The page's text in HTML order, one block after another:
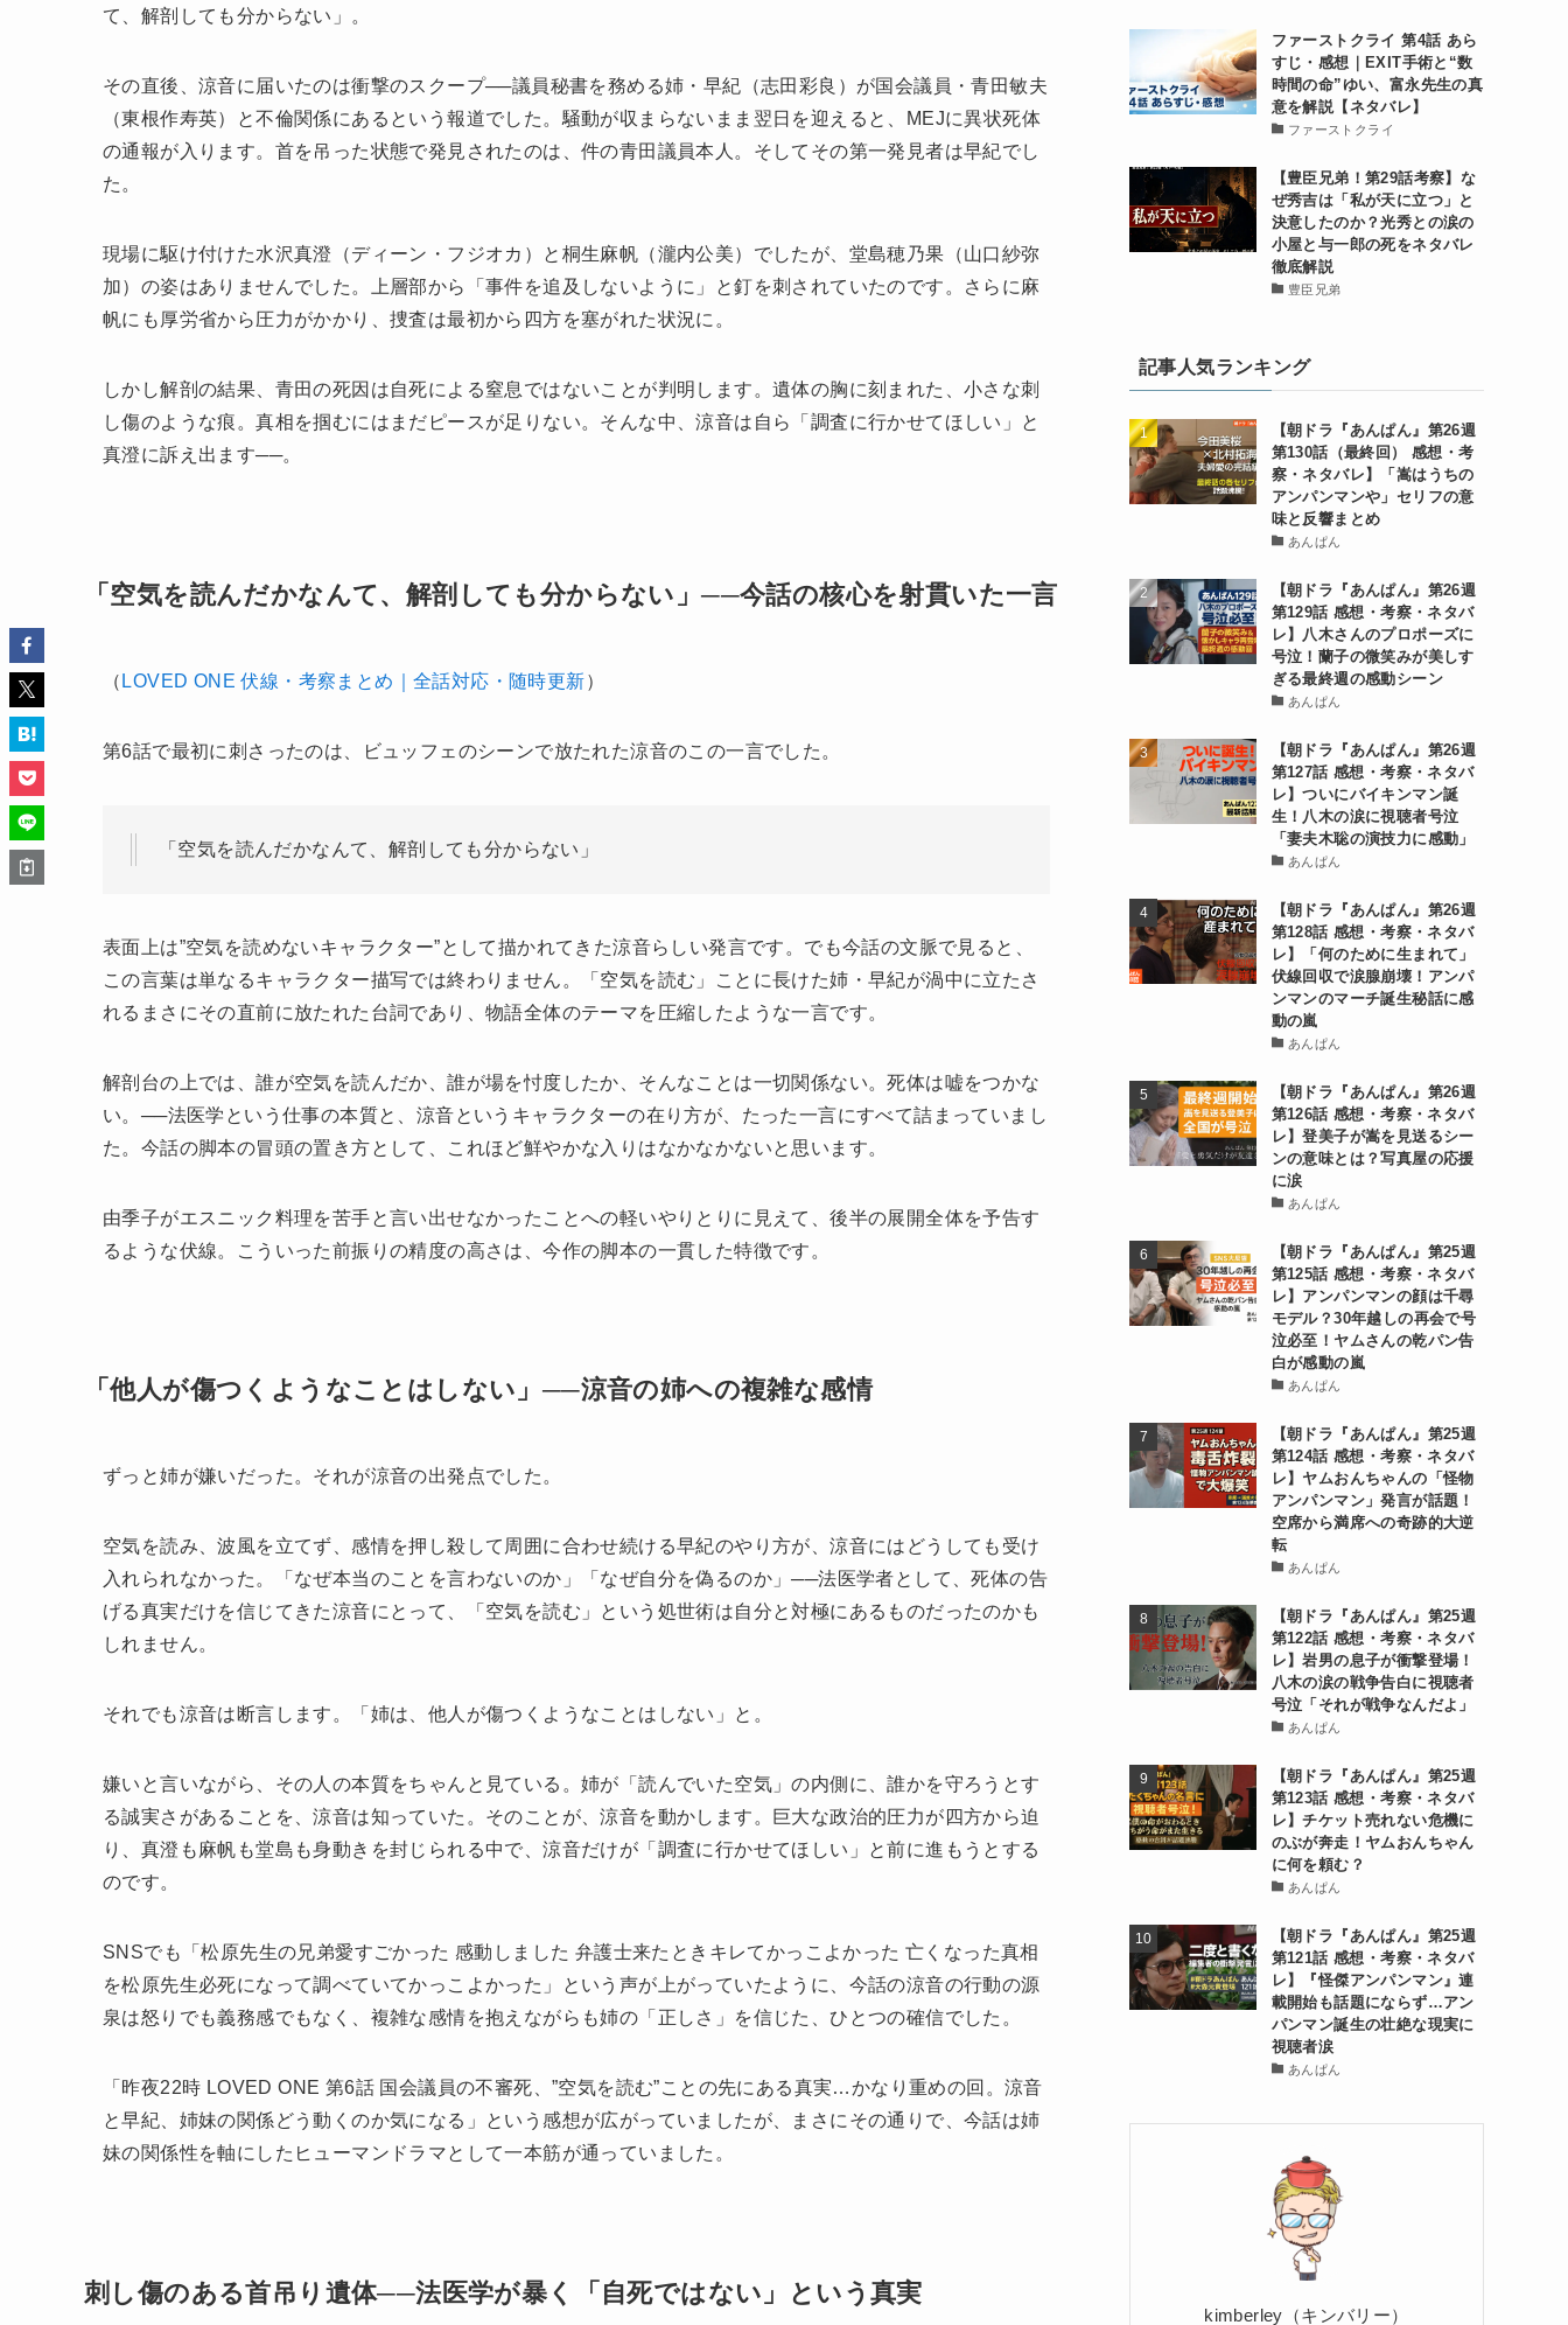
て、解剖しても分からない」。
その直後、涼音に届いたのは衝撃のスクープ──議員秘書を務める姉・早紀（志田彩良）が国会議員・青田敏夫
（東根作寿英）と不倫関係にあるという報道でした。騒動が収まらないまま翌日を迎えると、MEJに異状死体
の通報が入ります。首を吊った状態で発見されたのは、件の青田議員本人。そしてその第一発見者は早紀でし
た。
現場に駆け付けた水沢真澄（ディーン・フジオカ）と桐生麻帆（瀧内公美）でしたが、堂島穂乃果（山口紗弥
加）の姿はありませんでした。上層部から「事件を追及しないように」と釘を刺されていたのです。さらに麻
帆にも厚労省から圧力がかかり、捜査は最初から四方を塞がれた状況に。
しかし解剖の結果、青田の死因は自死による窒息ではないことが判明します。遺体の胸に刻まれた、小さな刺
し傷のような痕。真相を掴むにはまだピースが足りない。そんな中、涼音は自ら「調査に行かせてほしい」と
真澄に訴え出ます──。
「空気を読んだかなんて、解剖しても分からない」──今話の核心を射貫いた一言
（ LOVED ONE 伏線・考察まとめ｜全話対応・随時更新）
第6話で最初に刺さったのは、ビュッフェのシーンで放たれた涼音のこの一言でした。
「空気を読んだかなんて、解剖しても分からない」
表面上は”空気を読めないキャラクター”として描かれてきた涼音らしい発言です。でも今話の文脈で見ると、
この言葉は単なるキャラクター描写では終わりません。「空気を読む」ことに長けた姉・早紀が渦中に立たさ
れるまさにその直前に放たれた台詞であり、物語全体のテーマを圧縮したような一言です。
解剖台の上では、誰が空気を読んだか、誰が場を忖度したか、そんなことは一切関係ない。死体は嘘をつかな
い。──法医学という仕事の本質と、涼音というキャラクターの在り方が、たった一言にすべて詰まっていまし
た。今話の脚本の冒頭の置き方として、これほど鮮やかな入りはなかなかないと思います。
由季子がエスニック料理を苦手と言い出せなかったことへの軽いやりとりに見えて、後半の展開全体を予告す
るような伏線。こういった前振りの精度の高さは、今作の脚本の一貫した特徴です。
「他人が傷つくようなことはしない」──涼音の姉への複雑な感情
ずっと姉が嫌いだった。それが涼音の出発点でした。
空気を読み、波風を立てず、感情を押し殺して周囲に合わせ続ける早紀のやり方が、涼音にはどうしても受け
入れられなかった。「なぜ本当のことを言わないのか」「なぜ自分を偽るのか」──法医学者として、死体の告
げる真実だけを信じてきた涼音にとって、「空気を読む」という処世術は自分と対極にあるものだったのかも
しれません。
それでも涼音は断言します。「姉は、他人が傷つくようなことはしない」と。
嫌いと言いながら、その人の本質をちゃんと見ている。姉が「読んでいた空気」の内側に、誰かを守ろうとす
る誠実さがあることを、涼音は知っていた。そのことが、涼音を動かします。巨大な政治的圧力が四方から迫
り、真澄も麻帆も堂島も身動きを封じられる中で、涼音だけが「調査に行かせてほしい」と前に進もうとする
のです。
SNSでも「松原先生の兄弟愛すごかった 感動しました 弁護士来たときキレてかっこよかった 亡くなった真相
を松原先生必死になって調べていてかっこよかった」という声が上がっていたように、今話の涼音の行動の源
泉は怒りでも義務感でもなく、複雑な感情を抱えながらも姉の「正しさ」を信じた、ひとつの確信でした。
「昨夜22時 LOVED ONE 第6話 国会議員の不審死、”空気を読む”ことの先にある真実…かなり重めの回。涼音
と早紀、姉妹の関係どう動くのか気になる」という感想が広がっていましたが、まさにその通りで、今話は姉
妹の関係性を軸にしたヒューマンドラマとして一本筋が通っていました。
刺し傷のある首吊り遺体──法医学が暴く「自死ではない」という真実
ファーストクライ 第4話 あら
すじ・感想｜EXIT手術と“数
時間の命”ゆい、富永先生の真
意を解説【ネタバレ】
ファーストクライ
【豊臣兄弟！第29話考察】な
ぜ秀吉は「私が天に立つ」と
決意したのか？光秀との涙の
小屋と与一郎の死をネタバレ
徹底解説
豊臣兄弟
記事人気ランキング
【朝ドラ『あんぱん』第26週
第130話（最終回） 感想・考
察・ネタバレ】「嵩はうちの
アンパンマンや」セリフの意
味と反響まとめ
あんぱん
【朝ドラ『あんぱん』第26週
第129話 感想・考察・ネタバ
レ】八木さんのプロポーズに
号泣！蘭子の微笑みが美しす
ぎる最終週の感動シーン
あんぱん
【朝ドラ『あんぱん』第26週
第127話 感想・考察・ネタバ
レ】ついにバイキンマン誕
生！八木の涙に視聴者号泣
「妻夫木聡の演技力に感動」
あんぱん
【朝ドラ『あんぱん』第26週
第128話 感想・考察・ネタバ
レ】「何のために生まれて」
伏線回収で涙腺崩壊！アンパ
ンマンのマーチ誕生秘話に感
動の嵐
あんぱん
【朝ドラ『あんぱん』第26週
第126話 感想・考察・ネタバ
レ】登美子が嵩を見送るシー
ンの意味とは？写真屋の応援
に涙
あんぱん
【朝ドラ『あんぱん』第25週
第125話 感想・考察・ネタバ
レ】アンパンマンの顔は千尋
モデル？30年越しの再会で号
泣必至！ヤムさんの乾パン告
白が感動の嵐
あんぱん
【朝ドラ『あんぱん』第25週
第124話 感想・考察・ネタバ
レ】ヤムおんちゃんの「怪物
アンパンマン」発言が話題！
空席から満席への奇跡的大逆
転
あんぱん
【朝ドラ『あんぱん』第25週
第122話 感想・考察・ネタバ
レ】岩男の息子が衝撃登場！
八木の涙の戦争告白に視聴者
号泣「それが戦争なんだよ」
あんぱん
【朝ドラ『あんぱん』第25週
第123話 感想・考察・ネタバ
レ】チケット売れない危機に
のぶが奔走！ヤムおんちゃん
に何を頼む？
あんぱん
【朝ドラ『あんぱん』第25週
第121話 感想・考察・ネタバ
レ】『怪傑アンパンマン』連
載開始も話題にならず…アン
パンマン誕生の壮絶な現実に
視聴者涙
あんぱん
kimberley（キンバリー）